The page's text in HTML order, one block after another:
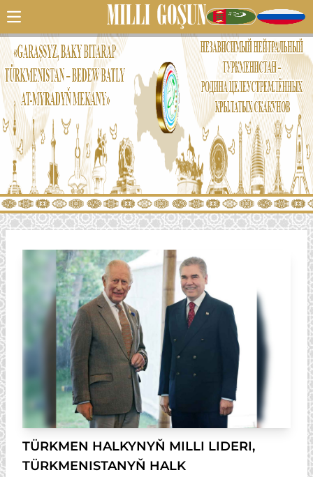
TÜRKMEN HALKYNYŇ MILLI LIDERI,
TÜRKMENISTANYŇ HALK